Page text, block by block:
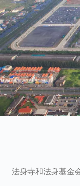
法身寺和法身基金